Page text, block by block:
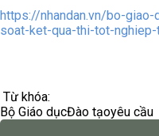
https://nhandan.vn/bo-
soat-ket-qua-thi-tot-
Từ khóa:
Bộ Giáo dụcĐào tạoyêu cầu